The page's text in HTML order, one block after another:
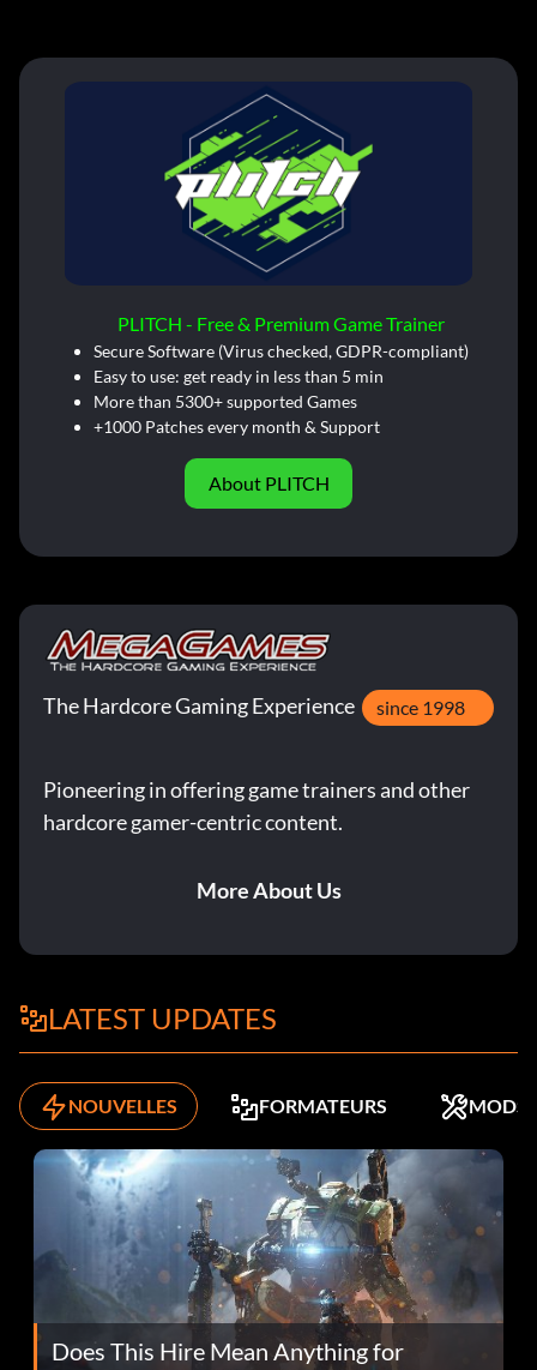
PLITCH - Free & Premium Game Trainer
Secure Software (Virus checked, GDPR-compliant)
Easy to use: get ready in less than 5 min
More than 5300+ supported Games
+1000 Patches every month & Support
About PLITCH
The Hardcore Gaming Experience since 1998
Pioneering in offering game trainers and other
hardcore gamer-centric content.
More About Us
LATEST UPDATES
NOUVELLES FORMATEURS MODS
Does This Hire Mean Anything for